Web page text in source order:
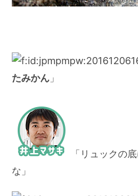
たみかん 」
「リュックの
な」